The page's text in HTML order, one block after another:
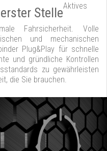
StelleAktives
Fahrsicherheit. Volle
und mechanischen
Plug&Play für schnelle
und gründliche Kontrollen
zu gewährleisten
die Sie brauchen.